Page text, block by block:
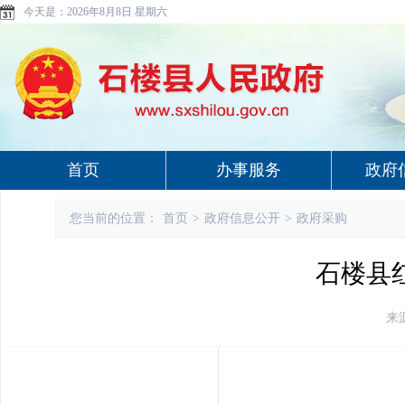
今天是： 2026年8月8日 星期六
首页 办事服务 政府
您当前的位置： 首页 > 政府信息公开 > 政府采购
石楼县
来